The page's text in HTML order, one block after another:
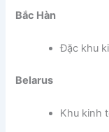
Bắc Hàn
Đặc khu
Belarus
Khu kinh